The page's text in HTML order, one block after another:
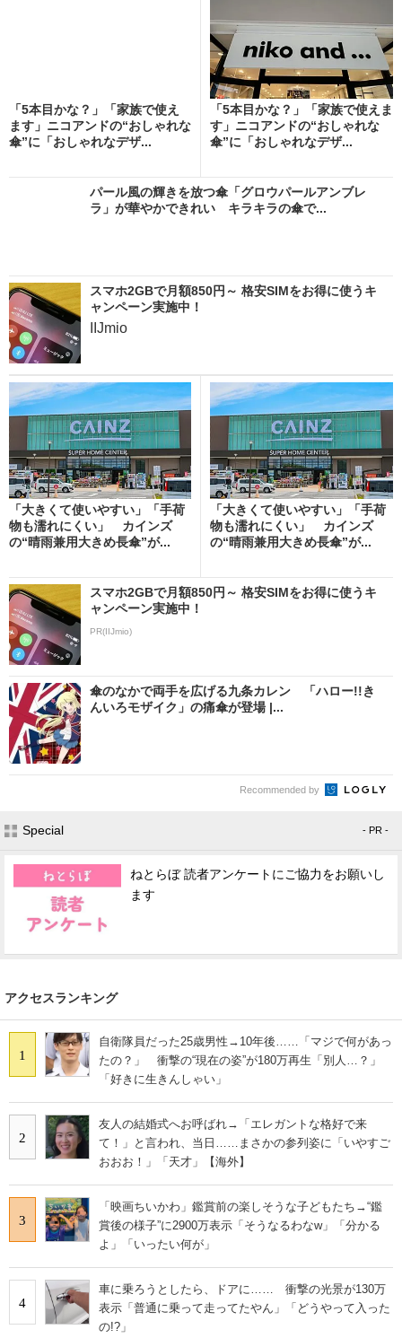
「5本目かな？」「家族で使え
ます」ニコアンドの“おしゃれな
傘”に「おしゃれなデザ...
「5本目かな？」「家族で使えま
す」ニコアンドの“おしゃれな
傘”に「おしゃれなデザ...
パール風の輝きを放つ傘「グロウパールアンブレ
ラ」が華やかできれい キラキラの傘で...
スマホ2GBで月額850円～ 格安SIMをお得に使うキ
ャンペーン実施中！
IIJmio
「大きくて使いやすい」「手荷
物も濡れにくい」 カインズ
の“晴雨兼用大きめ長傘”が...
「大きくて使いやすい」「手荷
物も濡れにくい」 カインズ
の“晴雨兼用大きめ長傘”が...
スマホ2GBで月額850円～ 格安SIMをお得に使うキ
ャンペーン実施中！
PR(IIJmio)
傘のなかで両手を広げる九条カレン 「ハロー!!き
んいろモザイク」の痛傘が登場 |...
Recommended by
Special - PR -
ねとらぼ 読者アンケートにご協力をお願いし
ます
アクセスランキング
1
自衛隊員だった25歳男性→10年後……「マジで何があっ
たの？」 衝撃の“現在の姿”が180万再生「別人…？」
「好きに生きんしゃい」
2
友人の結婚式へお呼ばれ→「エレガントな格好で来
て！」と言われ、当日……まさかの参列姿に「いやすご
おおお！」「天才」【海外】
3
「映画ちいかわ」鑑賞前の楽しそうな子どもたち→“鑑
賞後の様子”に2900万表示「そうなるわなw」「分かる
よ」「いったい何が」
4
車に乗ろうとしたら、ドアに…… 衝撃の光景が130万
表示「普通に乗って走ってたやん」「どうやって入った
の!?」